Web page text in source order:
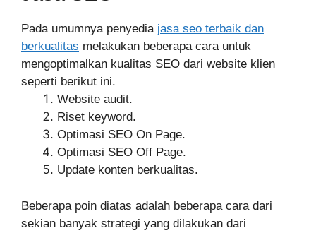
Pada umumnya penyedia jasa seo terbaik dan
berkualitas melakukan beberapa cara untuk
mengoptimalkan kualitas SEO dari website klien
seperti berikut ini.
Website audit.
Riset keyword.
Optimasi SEO On Page.
Optimasi SEO Off Page.
Update konten berkualitas.
Beberapa poin diatas adalah beberapa cara dari
sekian banyak strategi yang dilakukan dari